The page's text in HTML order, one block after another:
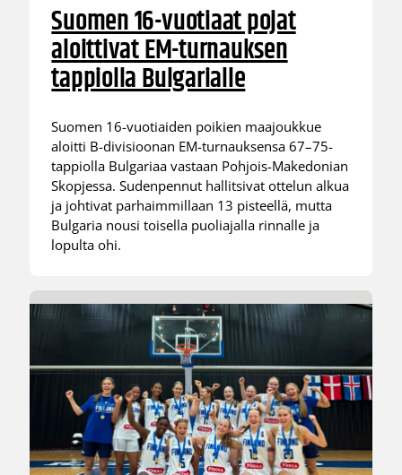
Suomen 16-vuotiaat pojat
aloittivat EM-turnauksen
tappiolla Bulgarialle
Suomen 16-vuotiaiden poikien maajoukkue
aloitti B-divisioonan EM-turnauksensa 67–75-
tappiolla Bulgariaa vastaan Pohjois-Makedonian
Skopjessa. Sudenpennut hallitsivat ottelun alkua
ja johtivat parhaimmillaan 13 pisteellä, mutta
Bulgaria nousi toisella puoliajalla rinnalle ja
lopulta ohi.